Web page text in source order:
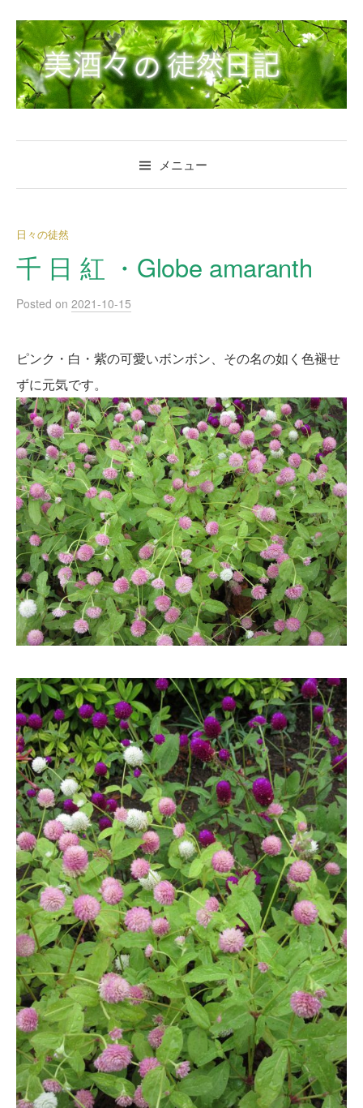
ン
テ
ン
ツ
ス
ッ
メニュー
日々の徒然
千 日 紅 ・Globe amaranth
Posted on 2021-10-15
ピンク・白・紫の可愛いボンボン、その名の如く色褪せ
ずに元気です。